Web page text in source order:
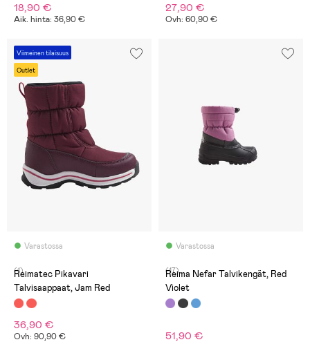
18,90 €
Aik. hinta: 36,90 €
27,90 €
Ovh: 60,90 €
Viimeinen tilaisuus
Outlet
Varastossa
(1)
Reimatec Pikavari
Talvisaappaat, Jam Red
36,90 €
Ovh: 90,90 €
Varastossa
(17)
Reima Nefar Talvikengät, Red
Violet
51,90 €